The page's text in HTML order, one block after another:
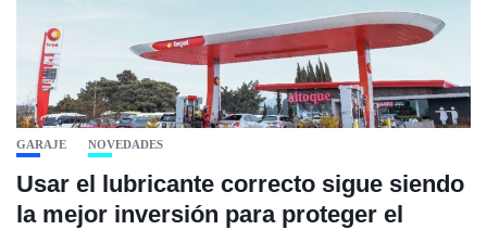
GARAJE NOVEDADES
Usar el lubricante correcto sigue siendo
la mejor inversión para proteger el